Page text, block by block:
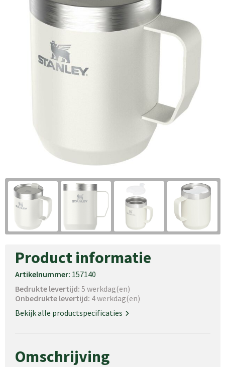
Product informatie
Artikelnummer: 157140
Bedrukte levertijd: 5 werkdag(en)
Onbedrukte levertijd: 4 werkdag(en)
Bekijk alle productspecificaties
Omschrijving